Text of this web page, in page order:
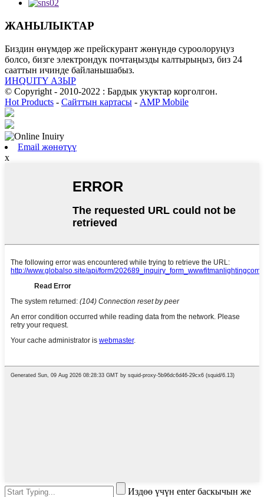
ЖАНЫЛЫКТАР
Биздин өнүмдөр же прейскурант жөнүндө суроолоруңуз
болсо, бизге электрондук почтаңызды калтырыңыз, биз 24
сааттын ичинде байланышабыз.
ИНQUITY АЗЫР
© Copyright - 2010-2022 : Бардык укуктар корголгон.
Hot Products - Сайттын картасы - AMP Mobile
Email жөнөтүү
x
Издөө үчүн enter баскычын же